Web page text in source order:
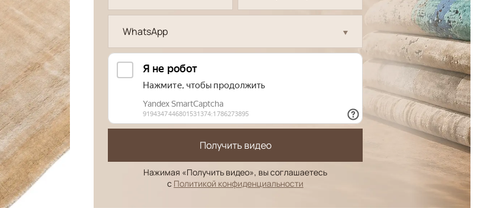
WhatsApp
Получить видео
Нажимая «Получить видео», вы соглашаетесь
с Политикой конфиденциальности